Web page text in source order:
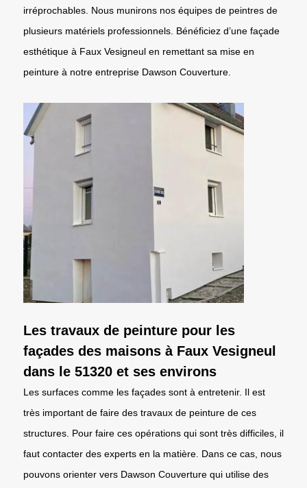
irréprochables. Nous munirons nos équipes de peintres de
plusieurs matériels professionnels. Bénéficiez d’une façade
esthétique à Faux Vesigneul en remettant sa mise en
peinture à notre entreprise Dawson Couverture.
Les travaux de peinture pour les
façades des maisons à Faux Vesigneul
dans le 51320 et ses environs
Les surfaces comme les façades sont à entretenir. Il est
très important de faire des travaux de peinture de ces
structures. Pour faire ces opérations qui sont très difficiles, il
faut contacter des experts en la matière. Dans ce cas, nous
pouvons orienter vers Dawson Couverture qui utilise des